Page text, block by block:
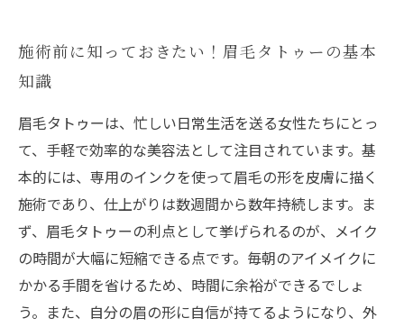
施術前に知っておきたい！眉毛タトゥーの基本
知識
眉毛タトゥーは、忙しい日常生活を送る女性たちにとっ
て、手軽で効率的な美容法として注目されています。基
本的には、専用のインクを使って眉毛の形を皮膚に描く
施術であり、仕上がりは数週間から数年持続します。ま
ず、眉毛タトゥーの利点として挙げられるのが、メイク
の時間が大幅に短縮できる点です。毎朝のアイメイクに
かかる手間を省けるため、時間に余裕ができるでしょ
う。また、自分の眉の形に自信が持てるようになり、外